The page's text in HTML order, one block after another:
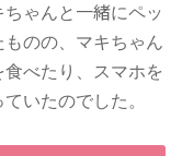
ゃんと一緒にペッ
のの、マキちゃん
べたり、スマホを
いたのでした。